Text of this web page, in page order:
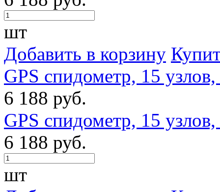
шт
Добавить в корзину
GPS спидометр, 15
6 188 руб.
GPS спидометр, 15
6 188 руб.
шт